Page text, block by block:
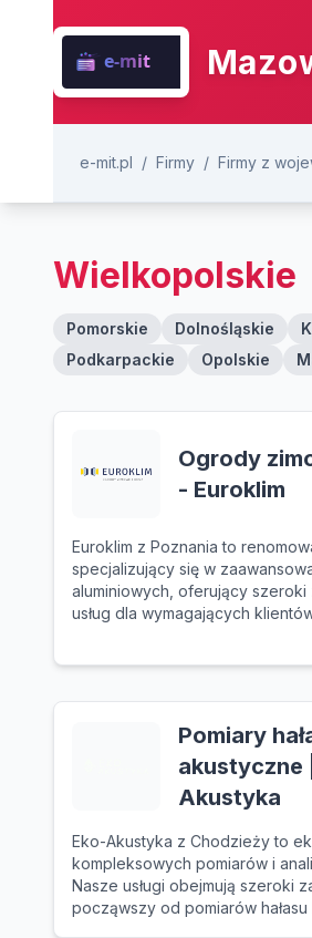
e-mit.pl / Firmy / Firmy z
Wielkopolskie
Pomorskie Dolnośląskie
Podkarpackie
Opolskie
Ogrody
- Euroklim
Euroklim z Poznania to
specjalizujący się w
aluminiowych, oferujący
usług dla wymagających
Pomiary
akustyczne
Akustyka
Eko-Akustyka z Chodzieży to
kompleksowych pomiarów i
Nasze usługi obejmują szeroki
począwszy od pomiarów